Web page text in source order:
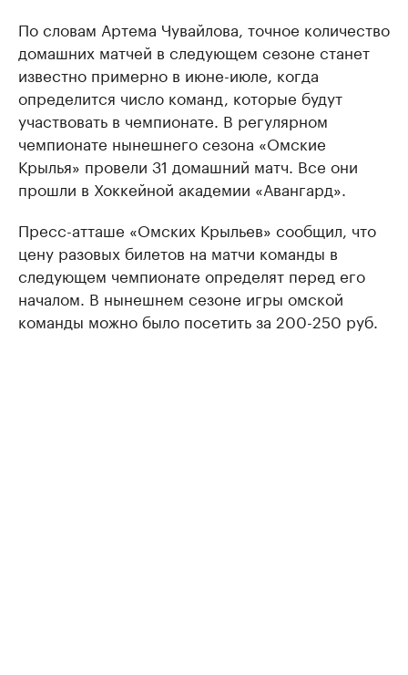
По словам Артема Чувайлова, точное количество
домашних матчей в следующем сезоне станет
известно примерно в июне-июле, когда
определится число команд, которые будут
участвовать в чемпионате. В регулярном
чемпионате нынешнего сезона «Омские
Крылья» провели 31 домашний матч. Все они
прошли в Хоккейной академии «Авангард».
Пресс-атташе «Омских Крыльев» сообщил, что
цену разовых билетов на матчи команды в
следующем чемпионате определят перед его
началом. В нынешнем сезоне игры омской
команды можно было посетить за 200-250 руб.